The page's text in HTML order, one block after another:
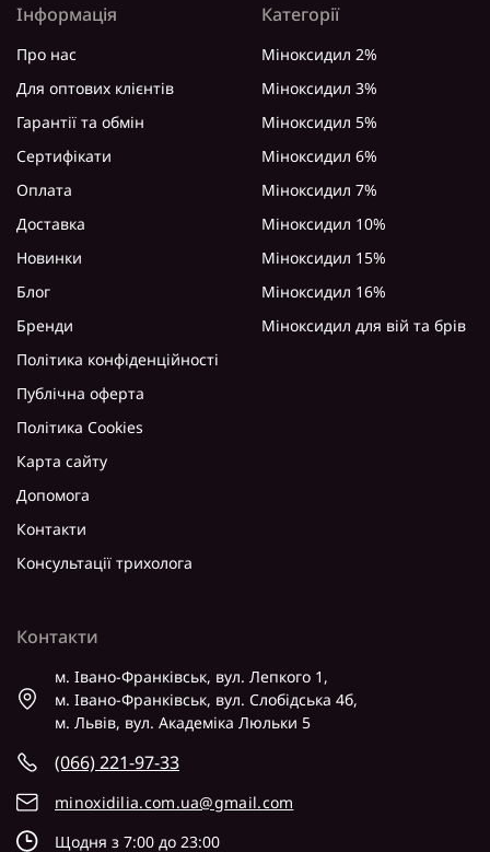
Інформація
Про нас
Для оптових клієнтів
Гарантії та обмін
Сертифікати
Оплата
Доставка
Новинки
Блог
Бренди
Політика конфіденційності
Публічна оферта
Політика Cookies
Карта сайту
Допомога
Контакти
Консультації трихолога
Категорії
Міноксидил 2%
Міноксидил 3%
Міноксидил 5%
Міноксидил 6%
Міноксидил 7%
Міноксидил 10%
Міноксидил 15%
Міноксидил 16%
Міноксидил для вій та брів
Контакти
м. Івано-Франківськ, вул. Лепкого 1,
м. Івано-Франківськ, вул. Слобідська 4б,
м. Львів, вул. Академіка Люльки 5
(066) 221-97-33
minoxidilia.com.ua@gmail.com
Щодня з 7:00 до 23:00